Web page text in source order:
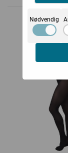
Nødvendig